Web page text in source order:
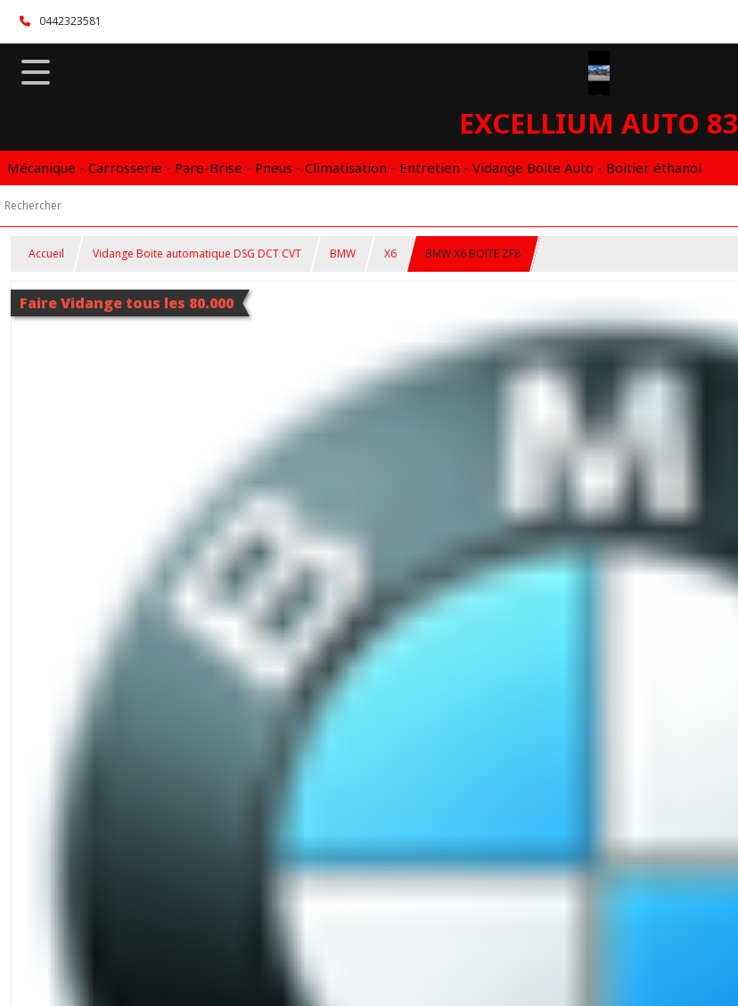
0442323581
EXCELLIUM AUTO 83
Mécanique - Carrosserie - Pare-Brise - Pneus - Climatisation - Entretien - Vidange Boite Auto - Boitier éthanol
Accueil Vidange Boite automatique DSG DCT CVT BMW X6 BMW X6 BOITE ZF8
Faire Vidange tous les 80.000